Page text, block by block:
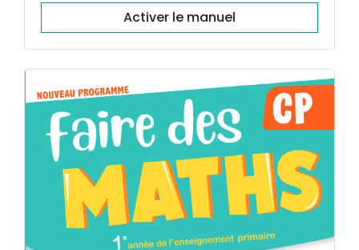
Activer le manuel